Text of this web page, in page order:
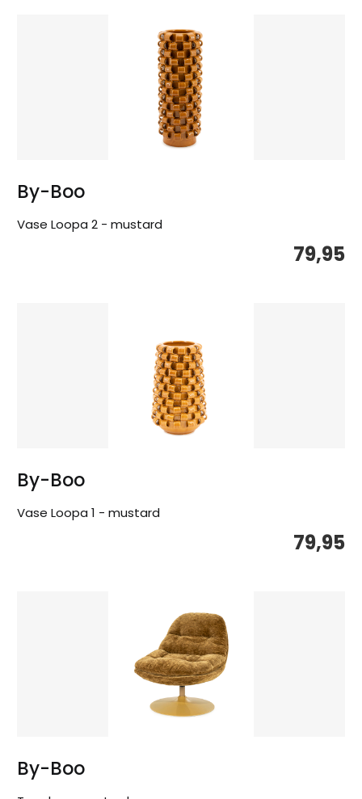
By-Boo
Vase Loopa 2 - mustard
79,95
By-Boo
Vase Loopa 1 - mustard
79,95
By-Boo